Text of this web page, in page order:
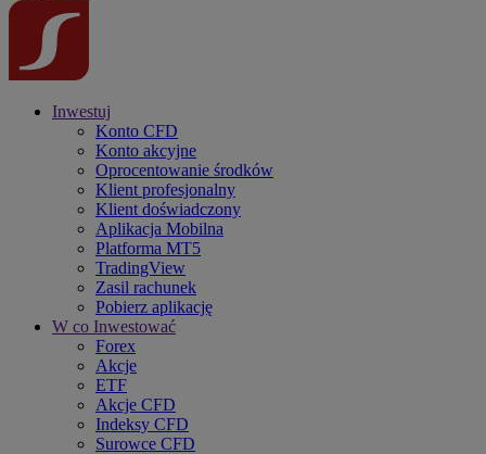
Inwestuj
Konto CFD
Konto akcyjne
Oprocentowanie środków
Klient profesjonalny
Klient doświadczony
Aplikacja Mobilna
Platforma MT5
TradingView
Zasil rachunek
Pobierz aplikację
W co Inwestować
Forex
Akcje
ETF
Akcje CFD
Indeksy CFD
Surowce CFD